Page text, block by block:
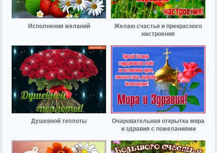
Исполнения желаний
Желаю счастья и прекрасного
настроения
Душевной теплоты
Очаровательная открытка мира
и здравия с пожеланиями